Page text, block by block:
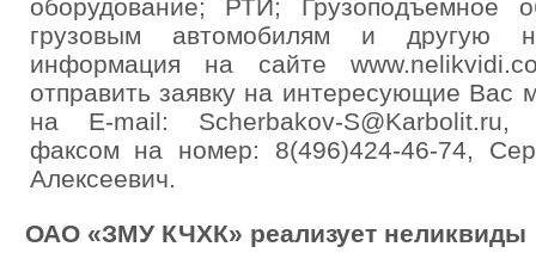
оборудование; РТИ; Грузоподъемное
грузовым автомобилям и другую
информация на сайте
отправить заявку на интересующие Вас
на E-mail: Scherbakov-S@Karbolit.ru,
факсом на номер: 8(496)424-46-74,
Алексеевич.
ОАО «ЗМУ КЧХК» реализует неликвиды